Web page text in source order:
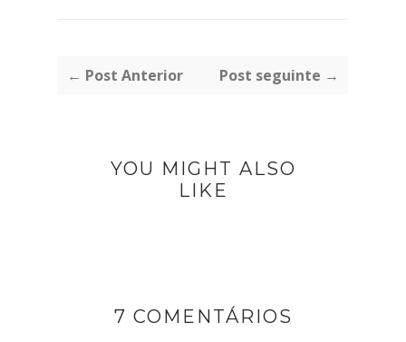
← Post Anterior Post seguinte →
YOU MIGHT ALSO
LIKE
7 COMENTÁRIOS